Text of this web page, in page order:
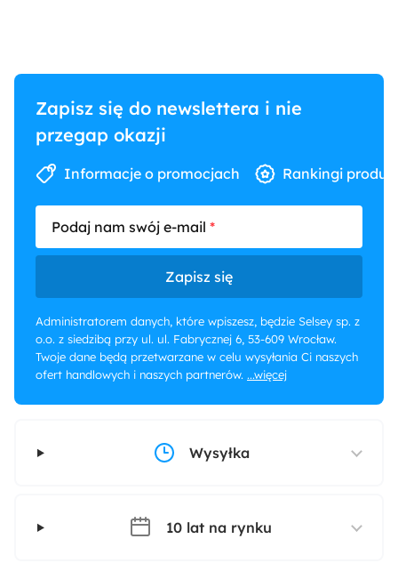
Zapisz się do newslettera i nie
przegap okazji
Informacje o promocjach Rankingi
Podaj nam swój e-mail
Zapisz się
Administratorem danych, które wpiszesz, będzie Selsey sp. z
o.o. z siedzibą przy ul. ul. Fabrycznej 6, 53-609 Wrocław.
Twoje dane będą przetwarzane w celu wysyłania Ci naszych
ofert handlowych i naszych partnerów. ...więcej
Wysyłka
10 lat na rynku